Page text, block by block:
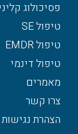
פסיכולוג
טיפול SE
טיפול EMDR
טיפול דינמי
מאמרים
צרו קשר
הצהרת נגישות